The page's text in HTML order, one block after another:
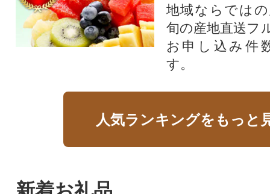
地域ならでは
旬の産地直送フ
お申し込み件
す。
人気ランキングをもっと